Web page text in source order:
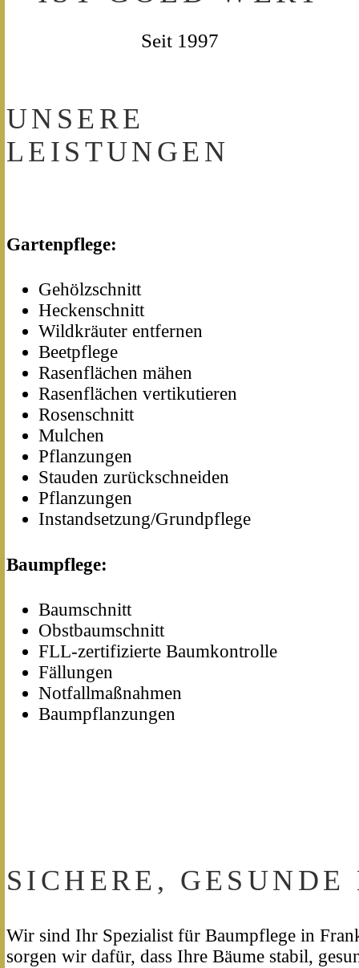
Seit 1997
UNSERE
LEISTUNGEN
Gartenpflege:
Gehölzschnitt
Heckenschnitt
Wildkräuter entfernen
Beetpflege
Rasenflächen mähen
Rasenflächen vertikutieren
Rosenschnitt
Mulchen
Pflanzungen
Stauden zurückschneiden
Pflanzungen
Instandsetzung/Grundpflege
Baumpflege:
Baumschnitt
Obstbaumschnitt
FLL-zertifizierte Baumkontrolle
Fällungen
Notfallmaßnahmen
Baumpflanzungen
SICHERE,
Wir sind Ihr Spezialist für Baumpflege in
sorgen wir dafür, dass Ihre Bäume stabil,